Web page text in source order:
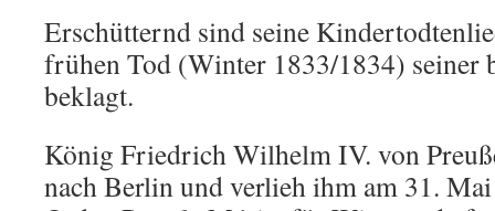
Erschütternd sind seine
frühen Tod (Winter 1833/1834) seiner
beklagt.
König Friedrich Wilhelm IV. von
nach Berlin und verlieh ihm am 31.